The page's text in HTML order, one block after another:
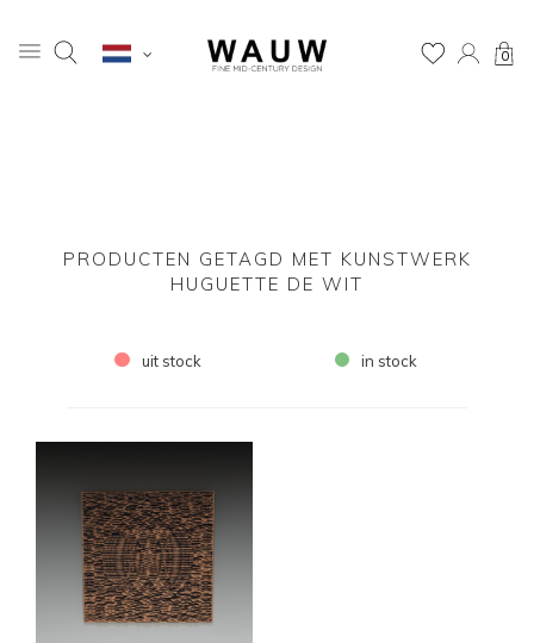
0
PRODUCTEN GETAGD MET KUNSTWERK
HUGUETTE DE WIT
uit stock in stock